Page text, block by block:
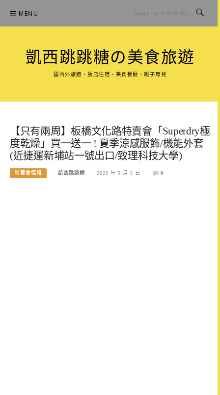
content
MENU
凱西跳跳糖の美食旅遊
國內外旅遊、飯店住宿、美食餐廳、親子育兒
【只有兩周】板橋文化路特賣會「Superdry極
度乾燥」買一送一 ! 夏季涼感服飾/機能外套
(近捷運新埔站一號出口/致理科技大學)
特賣會情報 凱西跳跳糖 2020 年 9 月 3 日 0